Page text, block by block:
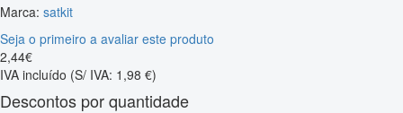
Marca: satkit
Seja o primeiro a avaliar este produto
2,44€
IVA incluído (S/ IVA: 1,98 €)
Descontos por quantidade